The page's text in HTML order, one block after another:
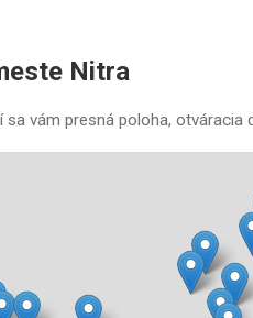
Nitra
vám presná poloha, otváracia